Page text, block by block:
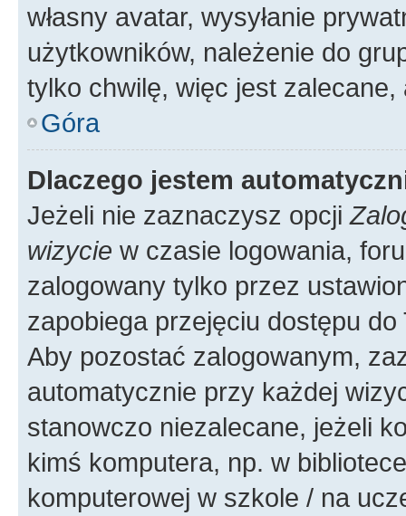
własny avatar, wysyłanie
użytkowników, należenie do
tylko chwilę, więc jest zalecane,
Góra
Dlaczego jestem
Jeżeli nie zaznaczysz opcji
wizycie w czasie logowania,
zalogowany tylko przez
zapobiega przejęciu dostępu
Aby pozostać zalogowanym,
automatycznie przy każdej
stanowczo niezalecane, jeżeli
kimś komputera, np. w
komputerowej w szkole / na